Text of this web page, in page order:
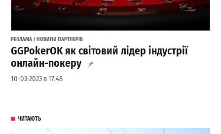
РЕКЛАМА / НОВИНИ ПАРТНЕРІВ
GGPokerOK як світовий лідер індустрії
онлайн-покеру
10-03-2023 в 17:48
ЧИТАЮТЬ